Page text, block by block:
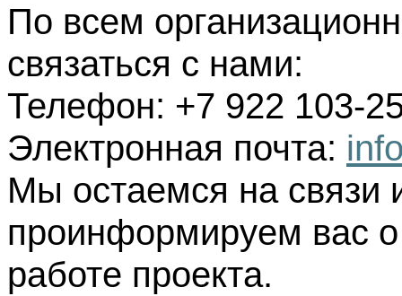
По всем
связаться с нами:
Телефон: +7 922 103-
Электронная почта:
Мы остаемся на связи
проинформируем вас
работе проекта.